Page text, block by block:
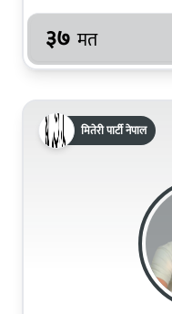
३७ मत
मितेरी पार्टी नेपाल